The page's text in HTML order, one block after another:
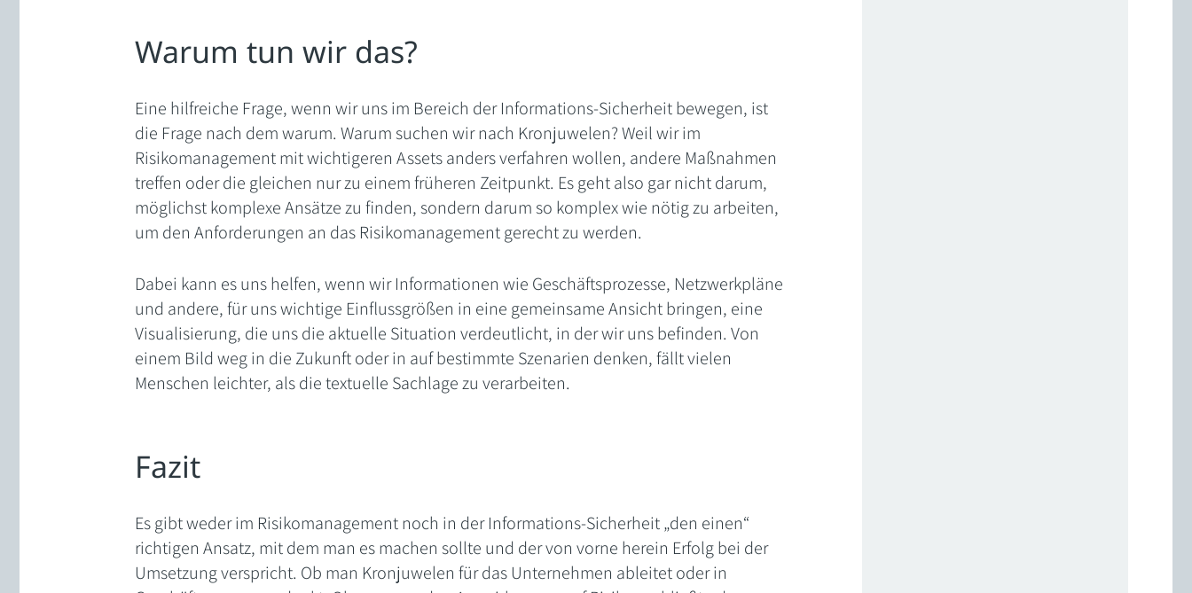
Warum tun wir das?
Eine hilfreiche Frage, wenn wir uns im Bereich der Informations-Sicherheit bewegen, ist
die Frage nach dem warum. Warum suchen wir nach Kronjuwelen? Weil wir im
Risikomanagement mit wichtigeren Assets anders verfahren wollen, andere Maßnahmen
treffen oder die gleichen nur zu einem früheren Zeitpunkt. Es geht also gar nicht darum,
möglichst komplexe Ansätze zu finden, sondern darum so komplex wie nötig zu arbeiten,
um den Anforderungen an das Risikomanagement gerecht zu werden.
Dabei kann es uns helfen, wenn wir Informationen wie Geschäftsprozesse, Netzwerkpläne
und andere, für uns wichtige Einflussgrößen in eine gemeinsame Ansicht bringen, eine
Visualisierung, die uns die aktuelle Situation verdeutlicht, in der wir uns befinden. Von
einem Bild weg in die Zukunft oder in auf bestimmte Szenarien denken, fällt vielen
Menschen leichter, als die textuelle Sachlage zu verarbeiten.
Fazit
Es gibt weder im Risikomanagement noch in der Informations-Sicherheit „den einen“
richtigen Ansatz, mit dem man es machen sollte und der von vorne herein Erfolg bei der
Umsetzung verspricht. Ob man Kronjuwelen für das Unternehmen ableitet oder in